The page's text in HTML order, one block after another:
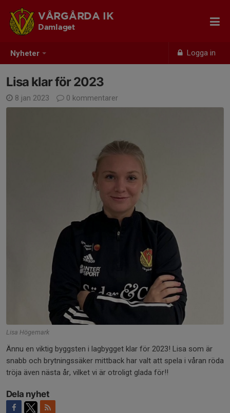
Nyheter Logga in
VÅRGÅRDA IK
Damlaget
Lisa klar för 2023
8 jan 2023 0 kommentarer
Lisa Högemark
Ännu en viktig byggsten i lagbygget klar för 2023! Lisa som är
snabb och brytningssäker mittback har valt att spela i våran röda
tröja även nästa år, vilket vi är otroligt glada för!!
Dela nyhet